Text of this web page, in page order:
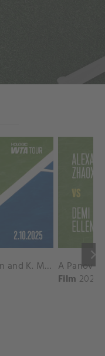
keyboard_arrow_right
A. Krunic and A. Danilina vs. P. Hon and K. Muchova Match Highlights - BEIJING_Capital Group Diamond ( October 02, 2025)
Film 2026